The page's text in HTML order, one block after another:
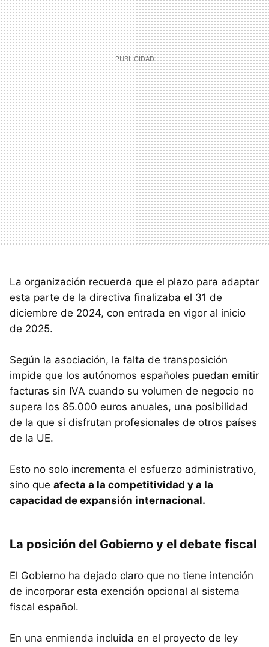
La organización recuerda que el plazo para adaptar
esta parte de la directiva finalizaba el 31 de
diciembre de 2024, con entrada en vigor al inicio
de 2025.
Según la asociación, la falta de transposición
impide que los autónomos españoles puedan emitir
facturas sin IVA cuando su volumen de negocio no
supera los 85.000 euros anuales, una posibilidad
de la que sí disfrutan profesionales de otros países
de la UE.
Esto no solo incrementa el esfuerzo administrativo,
sino que afecta a la competitividad y a la
capacidad de expansión internacional.
La posición del Gobierno y el debate fiscal
El Gobierno ha dejado claro que no tiene intención
de incorporar esta exención opcional al sistema
fiscal español.
En una enmienda incluida en el proyecto de ley